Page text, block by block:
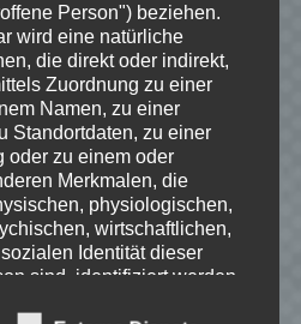
und
ich
Spiele-Favoriten und
rund um Web-
Speedy auf:
Person") beziehen.
wird eine natürliche
die direkt oder indirekt,
Zuordnung zu einer
Namen, zu einer
Standortdaten, zu einer
oder zu einem oder
Merkmalen, die
physiologischen,
wirtschaftlichen,
Identität dieser
sind, identifiziert werden